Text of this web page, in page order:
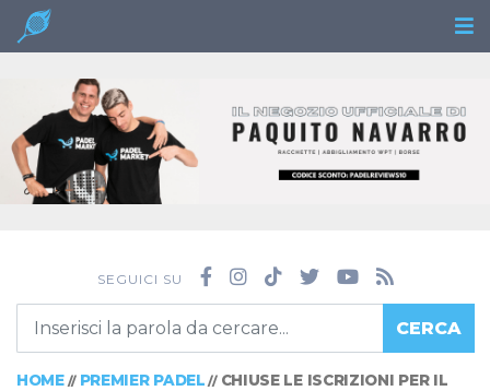
SEGUICI SU
CERCA
HOME// PREMIER PADEL // CHIUSE LE ISCRIZIONI PER IL